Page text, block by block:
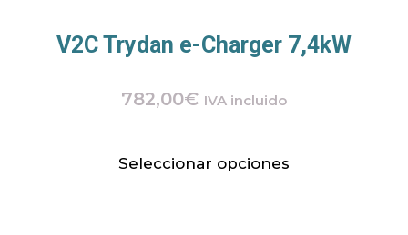
V2C Trydan e-Charger 7,4kW
782,00€ IVA incluido
Seleccionar opciones